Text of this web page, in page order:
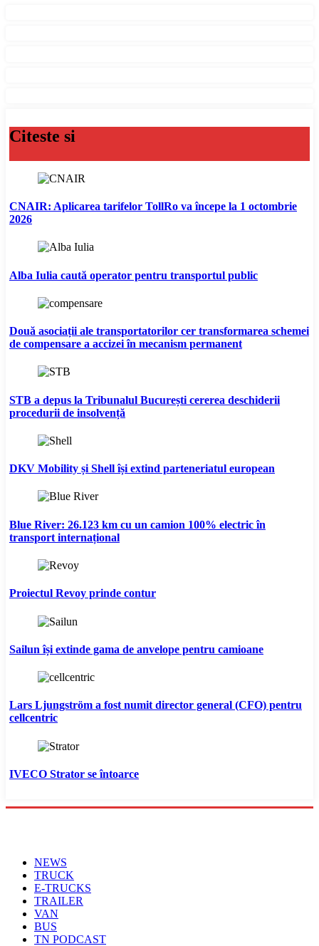
Citeste si
CNAIR: Aplicarea tarifelor TollRo va începe la 1 octombrie
2026
Alba Iulia caută operator pentru transportul public
Două asociații ale transportatorilor cer transformarea schemei
de compensare a accizei în mecanism permanent
STB a depus la Tribunalul București cererea deschiderii
procedurii de insolvență
DKV Mobility și Shell își extind parteneriatul european
Blue River: 26.123 km cu un camion 100% electric în
transport internațional
Proiectul Revoy prinde contur
Sailun își extinde gama de anvelope pentru camioane
Lars Ljungström a fost numit director general (CFO) pentru
cellcentric
IVECO Strator se întoarce
NEWS
TRUCK
E-TRUCKS
TRAILER
VAN
BUS
TN PODCAST